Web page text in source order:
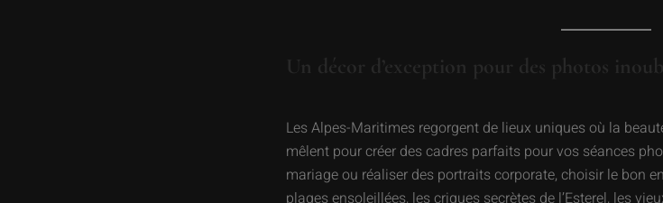
Un décor d’exception pour des photos
Les Alpes-Maritimes regorgent de lieux uniques où la
mêlent pour créer des cadres parfaits pour vos séances
mariage ou réaliser des portraits corporate, choisir le bon
plages ensoleillées, les criques secrètes de l’Esterel, les